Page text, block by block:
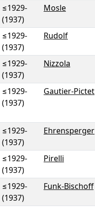
≤1929-
(1937)
Mosle
≤1929-
(1937)
Rudolf
≤1929-
(1937)
Nizzola
≤1929-
(1937)
Gautier-Pictet
≤1929-
(1937)
Ehrensperger
≤1929-
(1937)
Pirelli
≤1929-
(1937)
Funk-Bischoff